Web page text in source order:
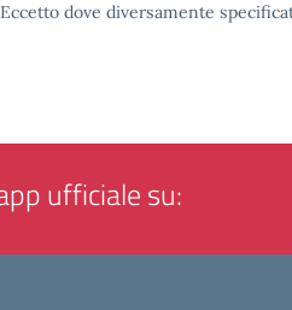
Eccetto dove diversamente
ufficiale su: